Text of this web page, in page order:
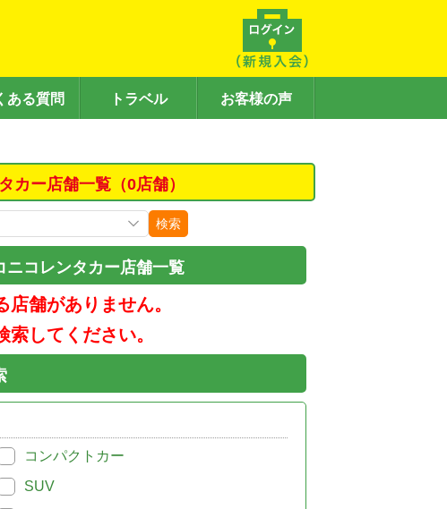
ある質問 トラベル お客様の声
カー店舗一覧（0店舗）
検索
ニコレンタカー店舗一覧
舗がありません。
してください。
コンパクトカー
SUV